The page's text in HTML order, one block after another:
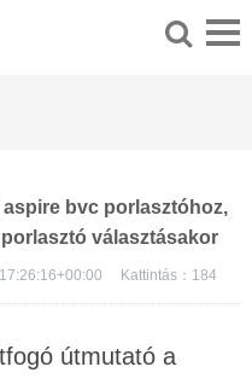
bvc porlasztóhoz,
választásakor
Kattintás： 184
útmutató a